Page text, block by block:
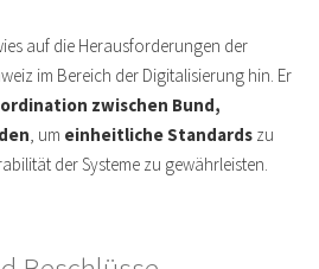
auf die Herausforderungen der
im Bereich der Digitalisierung hin. Er
zwischen Bund,
, um einheitliche Standards zu
der Systeme zu gewährleisten.